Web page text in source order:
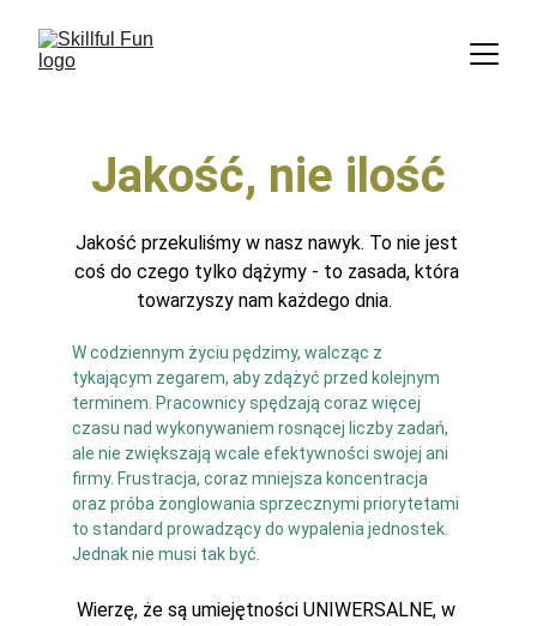
Jakość, nie ilość
Jakość przekuliśmy w nasz nawyk. To nie jest
coś do czego tylko dążymy - to zasada, która
towarzyszy nam każdego dnia.
W codziennym życiu pędzimy, walcząc z
tykającym zegarem, aby zdążyć przed kolejnym
terminem. Pracownicy spędzają coraz więcej
czasu nad wykonywaniem rosnącej liczby zadań,
ale nie zwiększają wcale efektywności swojej ani
firmy. Frustracja, coraz mniejsza koncentracja
oraz próba żonglowania sprzecznymi priorytetami
to standard prowadzący do wypalenia jednostek.
Jednak nie musi tak być.
Wierzę, że są umiejętności UNIWERSALNE, w